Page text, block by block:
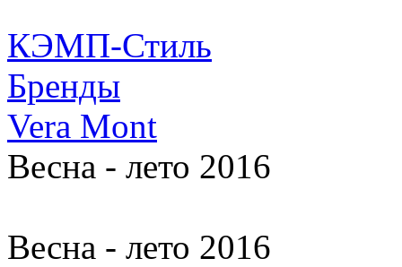
КЭМП-Стиль
Бренды
Vera Mont
Весна - лето 2016
Весна - лето 2016